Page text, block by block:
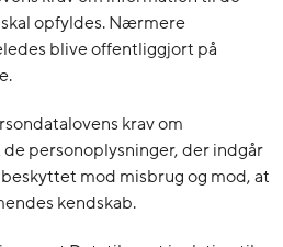
opfyldes. Nærmere
blive offentliggjort på
krav om
personoplysninger, der indgår
mod misbrug og mod, at
kendskab.